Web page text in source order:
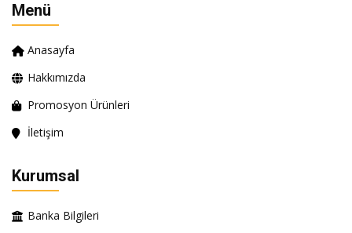
Menü
Anasayfa
Hakkımızda
Promosyon Ürünleri
İletişim
Kurumsal
Banka Bilgileri